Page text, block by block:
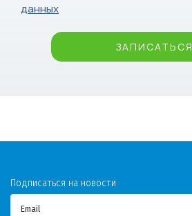
данных
ЗАПИСАТЬСЯ
Подписаться на новости